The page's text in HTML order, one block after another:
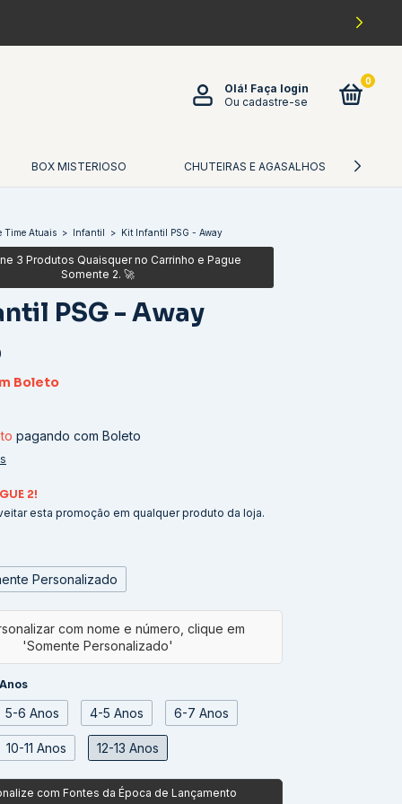
Olá! Faça login
Ou cadastre-se
0
BOX MISTERIOSO CHUTEIRAS E AGASALHOS
Time Atuais > Infantil > Kit Infantil PSG - Away
PSG - Away
Boleto
pagando com Boleto
2!
esta promoção em qualquer produto da loja.
Personalizado
5-6 Anos 4-5 Anos 6-7 Anos
10-11 Anos 12-13 Anos